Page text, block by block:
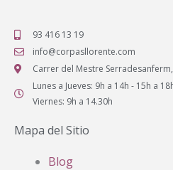
93 416 13 19
info@corpasllorente.com
Carrer del Mestre
Lunes a Jueves: 9h a 14h - 15h a
Viernes: 9h a 14.30h
Mapa del Sitio
Blog